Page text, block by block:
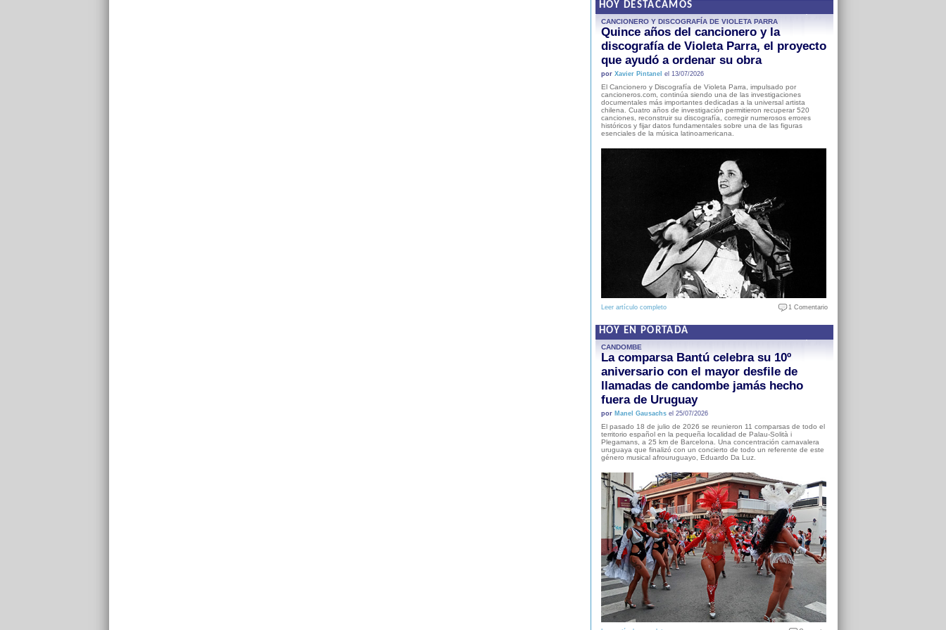
HOY DESTACAMOS
CANCIONERO Y DISCOGRAFÍA DE VIOLETA PARRA
Quince años del cancionero y la
discografía de Violeta Parra, el proyecto
que ayudó a ordenar su obra
por Xavier Pintanel el 13/07/2026
El Cancionero y Discografía de Violeta Parra, impulsado por
cancioneros.com, continúa siendo una de las investigaciones
documentales más importantes dedicadas a la universal artista
chilena. Cuatro años de investigación permitieron recuperar 520
canciones, reconstruir su discografía, corregir numerosos errores
históricos y fijar datos fundamentales sobre una de las figuras
esenciales de la música latinoamericana.
Leer artículo completo 1 Comentario
HOY EN PORTADA
CANDOMBE
La comparsa Bantú celebra su 10º
aniversario con el mayor desfile de
llamadas de candombe jamás hecho
fuera de Uruguay
por Manel Gausachsel 25/07/2026
El pasado 18 de julio de 2026 se reunieron 11 comparsas de todo el
territorio español en la pequeña localidad de Palau-Solità i
Plegamans, a 25 km de Barcelona. Una concentración carnavalera
uruguaya que finalizó con un concierto de todo un referente de este
género musical afrouruguayo, Eduardo Da Luz.